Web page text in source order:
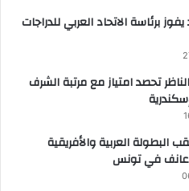
يفوز برئاسة الاتحاد العربي للدراجات
تحصد امتياز مع مرتبة الشرف
البطولة العربية والأفريقية
في تونس